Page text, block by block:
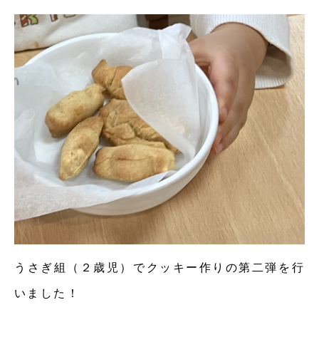
うさぎ組（２歳児）でクッキー作りの第二弾を行
いました！